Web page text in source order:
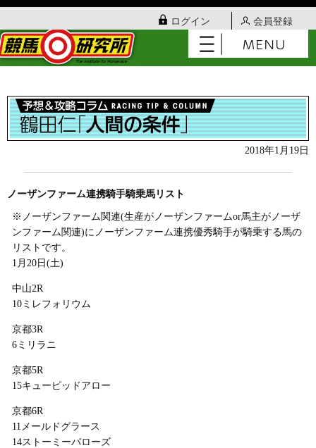
ログイン 会員登録
2018年1月19日
ノーザンファーム連携騎手騎乗馬リスト
※ノーザンファーム関連(生産がノーザンファームor馬主がノーザ
ンファーム関連)にノーザンファーム連携優秀騎手が騎乗する馬の
リストです。
1月20日(土)
中山2R
10ミレフォリウム
京都3R
6ミリラニ
京都5R
15キューピッドアロー
京都6R
11メールドグラース
14ストーミーバローズ